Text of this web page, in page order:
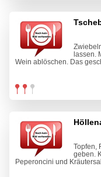
lassen.
Wein ablöschen. Das
Topfen,
geben.
Peperoncini und